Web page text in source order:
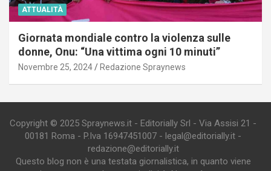
ATTUALITÀ
Giornata mondiale contro la violenza sulle
donne, Onu: “Una vittima ogni 10 minuti”
Novembre 25, 2024 Redazione Spraynews
Copyright © 2025 Spraynews.it - Editorially Srl - Via Assisi 21 -
00181 Roma - P.Iva 16947451007 - legal@editorially.it -
redazione@editorially.it
Questo blog non è una testata giornalistica, in quanto viene